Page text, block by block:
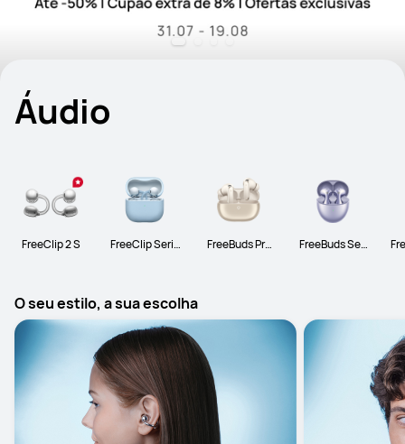
Áudio
FreeClip 2 S
FreeClip Serie
FreeBuds Pro
FreeBuds Seri
O seu estilo, a sua escolha